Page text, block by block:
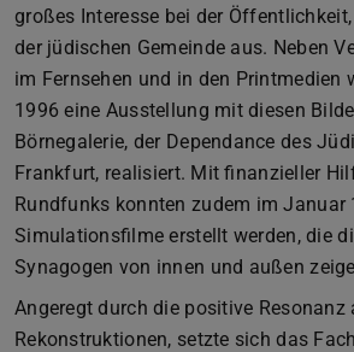
großes Interesse bei der
der jüdischen Gemeinde aus. Neben
im Fernsehen und in den Printmedien
1996 eine Ausstellung mit diesen
Börnegalerie, der Dependance des
Frankfurt, realisiert. Mit finanzieller
Rundfunks konnten zudem im Januar
Simulationsfilme erstellt werden, die
Synagogen von innen und außen
Angeregt durch die positive Resonanz
Rekonstruktionen, setzte sich das